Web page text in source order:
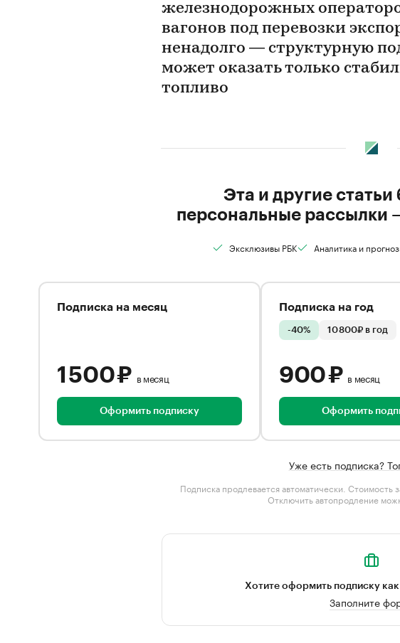
железнодорожных
вагонов под перевозки
ненадолго — структурную
может оказать только
топливо
Эта и другие
персональные рассылки
Эксклюзивы РБК Аналитика и
Подписка на месяц
1 500 ₽ в месяц
Оформить подписку
Подписка на год
-40% 10 800₽ в год
900 ₽ в месяц
Оформить
Уже есть подписка?
Подписка продлевается автоматически. Стоимость
Отключить автопродление
Хотите оформить подписку
Заполните